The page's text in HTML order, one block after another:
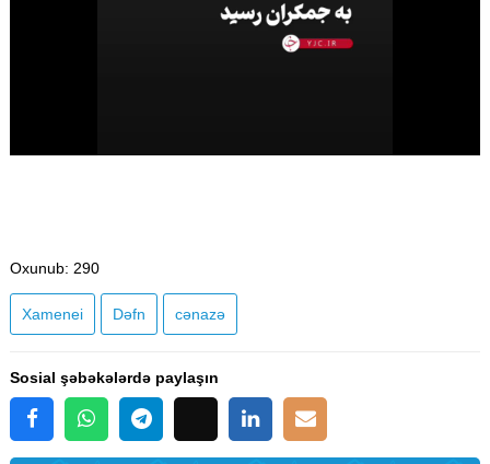
Oxunub: 290
Xamenei Dəfn cənazə
Sosial şəbəkələrdə paylaşın